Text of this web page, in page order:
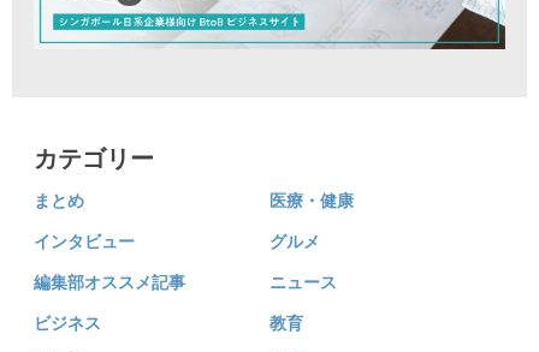
カテゴリー
まとめ 医療・健康
インタビュー グルメ
編集部オススメ記事 ニュース
ビジネス 教育